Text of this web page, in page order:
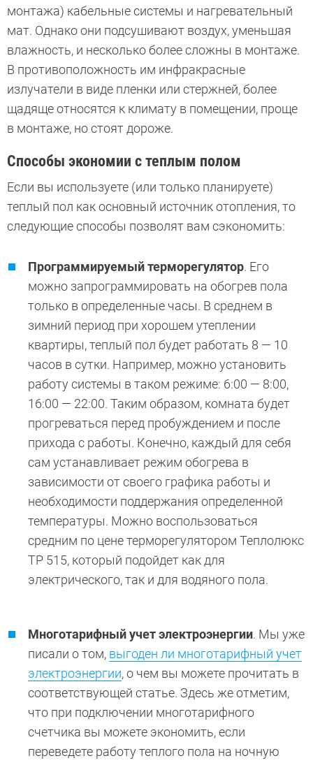
монтажа) кабельные системы и нагревательный
мат. Однако они подсушивают воздух, уменьшая
влажность, и несколько более сложны в монтаже.
В противоположность им инфракрасные
излучатели в виде пленки или стержней, более
щадяще относятся к климату в помещении, проще
в монтаже, но стоят дороже.
Способы экономии с теплым полом
Если вы используете (или только планируете)
теплый пол как основный источник отопления, то
следующие способы позволят вам сэкономить:
Программируемый терморегулятор. Его
можно запрограммировать на обогрев пола
только в определенные часы. В среднем в
зимний период при хорошем утеплении
квартиры, теплый пол будет работать 8 — 10
часов в сутки. Например, можно установить
работу системы в таком режиме: 6:00 — 8:00,
16:00 — 22:00. Таким образом, комната будет
прогреваться перед пробуждением и после
прихода с работы. Конечно, каждый для себя
сам устанавливает режим обогрева в
зависимости от своего графика работы и
необходимости поддержания определенной
температуры. Можно воспользоваться
средним по цене терморегулятором Теплолюкс
ТР 515, который подойдет как для
электрического, так и для водяного пола.
Многотарифный учетэлектроэнергии. Мы уже
писали о том, выгоден ли многотарифный учет
электроэнергии, о чем вы можете прочитать в
соответствующей статье. Здесь же отметим,
что при подключении многотарифного
счетчика вы можете экономить, если
переведете работу теплого пола на ночную